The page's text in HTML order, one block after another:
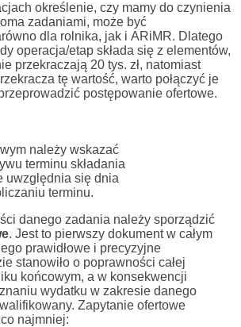
określenie, czy mamy do czynienia
zadaniami, może być
dla rolnika, jak i ARiMR. Dlatego
operacja/etap składa się z elementów,
przekraczają 20 tys. zł, natomiast
tę wartość, warto połączyć je
postępowanie ofertowe.
należy wskazać
terminu składania
uwzględnia się dnia
terminu.
danego zadania należy sporządzić
. Jest to pierwszy dokument w całym
prawidłowe i precyzyjne
stanowiło o poprawności całej
końcowym, a w konsekwencji
wydatku w zakresie danego
Zapytanie ofertowe
najmniej: